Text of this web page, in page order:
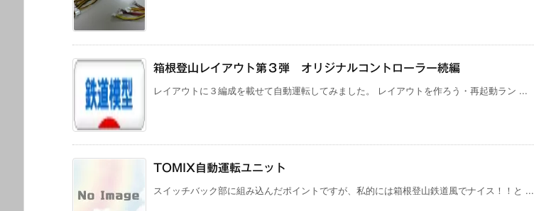
箱根登山レイアウト第３弾 オリジナルコントローラー続編
レイアウトに３編成を載せて自動運転してみました。 レイアウトを作ろう・再起動ラン ...
TOMIX自動運転ユニット
スイッチバック部に組み込んだポイントですが、私的には箱根登山鉄道風でナイス！！と ...